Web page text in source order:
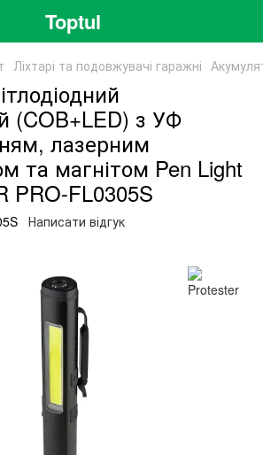
Toptul
Ліхтарі та подовжувачі гаражні
(COB+LED) з УФ
лазерним
та магнітом Pen Light
PRO-FL0305S
Написати відгук